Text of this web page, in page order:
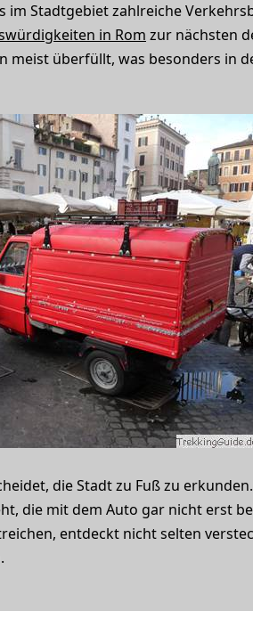
Stadtgebiet zahlreiche
in Rom zur nächsten
überfüllt, was besonders in
die Stadt zu Fuß zu
die mit dem Auto gar nicht erst
entdeckt nicht selten